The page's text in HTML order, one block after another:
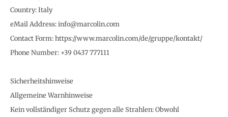
Country: Italy
eMail Address: info@marcolin.com
Contact Form: https://www.marcolin.com/de/gruppe/kontakt/
Phone Number: +39 0437 777111
Sicherheitshinweise
Allgemeine Warnhinweise
Kein vollständiger Schutz gegen alle Strahlen: Obwohl